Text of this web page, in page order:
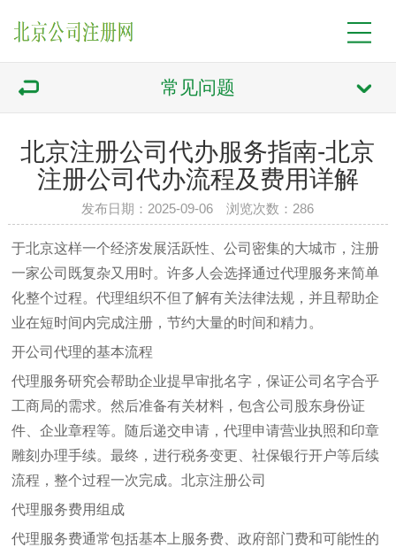
常见问题
北京注册公司代办服务指南-北京
注册公司代办流程及费用详解
发布日期：2025-09-06 浏览次数：286
于北京这样一个经济发展活跃性、公司密集的大城市，注册
一家公司既复杂又用时。许多人会选择通过代理服务来简单
化整个过程。代理组织不但了解有关法律法规，并且帮助企
业在短时间内完成注册，节约大量的时间和精力。
开公司代理的基本流程
代理服务研究会帮助企业提早审批名字，保证公司名字合乎
工商局的需求。然后准备有关材料，包含公司股东身份证
件、企业章程等。随后递交申请，代理申请营业执照和印章
雕刻办理手续。最终，进行税务变更、社保银行开户等后续
流程，整个过程一次完成。北京注册公司
代理服务费用组成
代理服务费通常包括基本上服务费、政府部门费和可能性的